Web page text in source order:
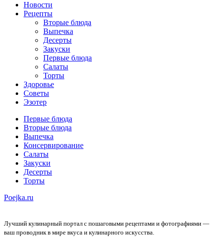
Новости
Рецепты
Вторые блюда
Выпечка
Десерты
Закуски
Первые блюда
Салаты
Торты
Здоровье
Советы
Эзотер
Первые блюда
Вторые блюда
Выпечка
Консервирование
Салаты
Закуски
Десерты
Торты
Poejka.ru
Лучший кулинарный портал с пошаговыми рецептами и фотографиями —
ваш проводник в мире вкуса и кулинарного искусства.